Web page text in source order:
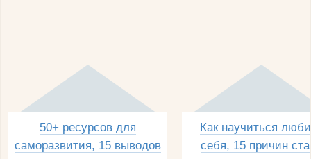
50+ ресурсов для
саморазвития, 15 выводов
Как научиться
себя, 15 причин